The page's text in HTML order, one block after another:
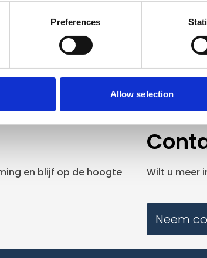
Preferences
Allow selection
en blijf op de hoogte
Wilt u meer
Neem